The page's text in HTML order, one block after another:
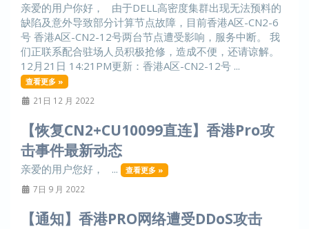
亲爱的用户你好， 由于DELL高密度集群出现无法预料的
缺陷及意外导致部分计算节点故障，目前香港A区-CN2-6
号 香港A区-CN2-12号两台节点遭受影响，服务中断。 我
们正联系配合驻场人员积极抢修，造成不便，还请谅解。
12月21日 14:21PM更新：香港A区-CN2-12号 ...
查看更多 »
21日 12 月 2022
【恢复CN2+CU10099直连】香港Pro攻
击事件最新动态
亲爱的用户您好， ... 查看更多 »
7日 9 月 2022
【通知】香港PRO网络遭受DDoS攻击